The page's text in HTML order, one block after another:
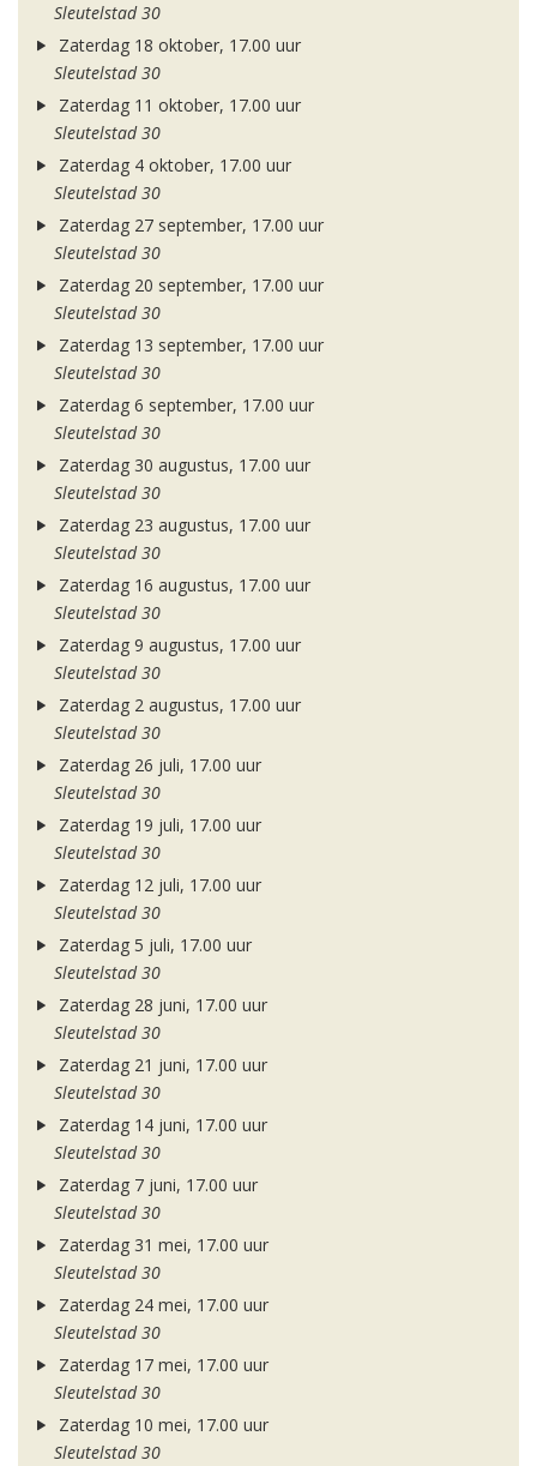
Sleutelstad 30
Zaterdag 18 oktober, 17.00 uur
Sleutelstad 30
Zaterdag 11 oktober, 17.00 uur
Sleutelstad 30
Zaterdag 4 oktober, 17.00 uur
Sleutelstad 30
Zaterdag 27 september, 17.00 uur
Sleutelstad 30
Zaterdag 20 september, 17.00 uur
Sleutelstad 30
Zaterdag 13 september, 17.00 uur
Sleutelstad 30
Zaterdag 6 september, 17.00 uur
Sleutelstad 30
Zaterdag 30 augustus, 17.00 uur
Sleutelstad 30
Zaterdag 23 augustus, 17.00 uur
Sleutelstad 30
Zaterdag 16 augustus, 17.00 uur
Sleutelstad 30
Zaterdag 9 augustus, 17.00 uur
Sleutelstad 30
Zaterdag 2 augustus, 17.00 uur
Sleutelstad 30
Zaterdag 26 juli, 17.00 uur
Sleutelstad 30
Zaterdag 19 juli, 17.00 uur
Sleutelstad 30
Zaterdag 12 juli, 17.00 uur
Sleutelstad 30
Zaterdag 5 juli, 17.00 uur
Sleutelstad 30
Zaterdag 28 juni, 17.00 uur
Sleutelstad 30
Zaterdag 21 juni, 17.00 uur
Sleutelstad 30
Zaterdag 14 juni, 17.00 uur
Sleutelstad 30
Zaterdag 7 juni, 17.00 uur
Sleutelstad 30
Zaterdag 31 mei, 17.00 uur
Sleutelstad 30
Zaterdag 24 mei, 17.00 uur
Sleutelstad 30
Zaterdag 17 mei, 17.00 uur
Sleutelstad 30
Zaterdag 10 mei, 17.00 uur
Sleutelstad 30